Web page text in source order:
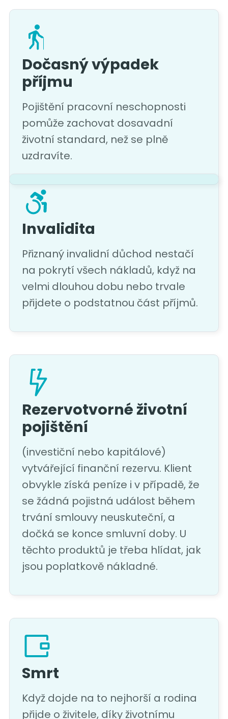
Dočasný výpadek
příjmu
Pojištění pracovní neschopnosti
pomůže zachovat dosavadní
životní standard, než se plně
uzdravíte.
Invalidita
Přiznaný invalidní důchod nestačí
na pokrytí všech nákladů, když na
velmi dlouhou dobu nebo trvale
přijdete o podstatnou část příjmů.
Rezervotvorné životní
pojištění
(investiční nebo kapitálové)
vytvářející finanční rezervu. Klient
obvykle získá peníze i v případě, že
se žádná pojistná událost během
trvání smlouvy neuskuteční, a
dočká se konce smluvní doby. U
těchto produktů je třeba hlídat, jak
jsou poplatkově nákladné.
Smrt
Když dojde na to nejhorší a rodina
přijde o živitele, díky životnímu